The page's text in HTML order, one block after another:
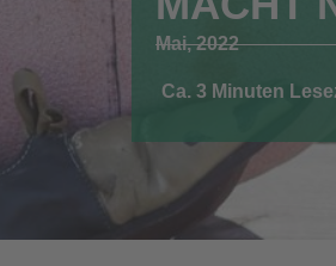
Mai, 2022
Ca. 3 Minuten